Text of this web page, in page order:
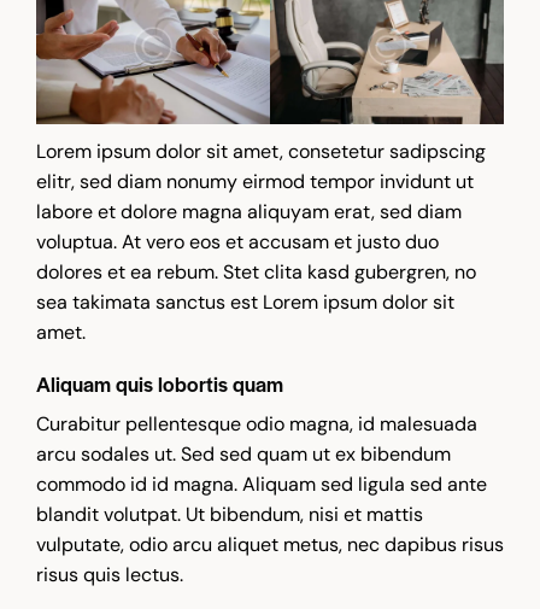
Lorem ipsum dolor sit amet, consetetur sadipscing
elitr, sed diam nonumy eirmod tempor invidunt ut
labore et dolore magna aliquyam erat, sed diam
voluptua. At vero eos et accusam et justo duo
dolores et ea rebum. Stet clita kasd gubergren, no
sea takimata sanctus est Lorem ipsum dolor sit
amet.
Aliquam quis lobortis quam
Curabitur pellentesque odio magna, id malesuada
arcu sodales ut. Sed sed quam ut ex bibendum
commodo id id magna. Aliquam sed ligula sed ante
blandit volutpat. Ut bibendum, nisi et mattis
vulputate, odio arcu aliquet metus, nec dapibus risus
risus quis lectus.